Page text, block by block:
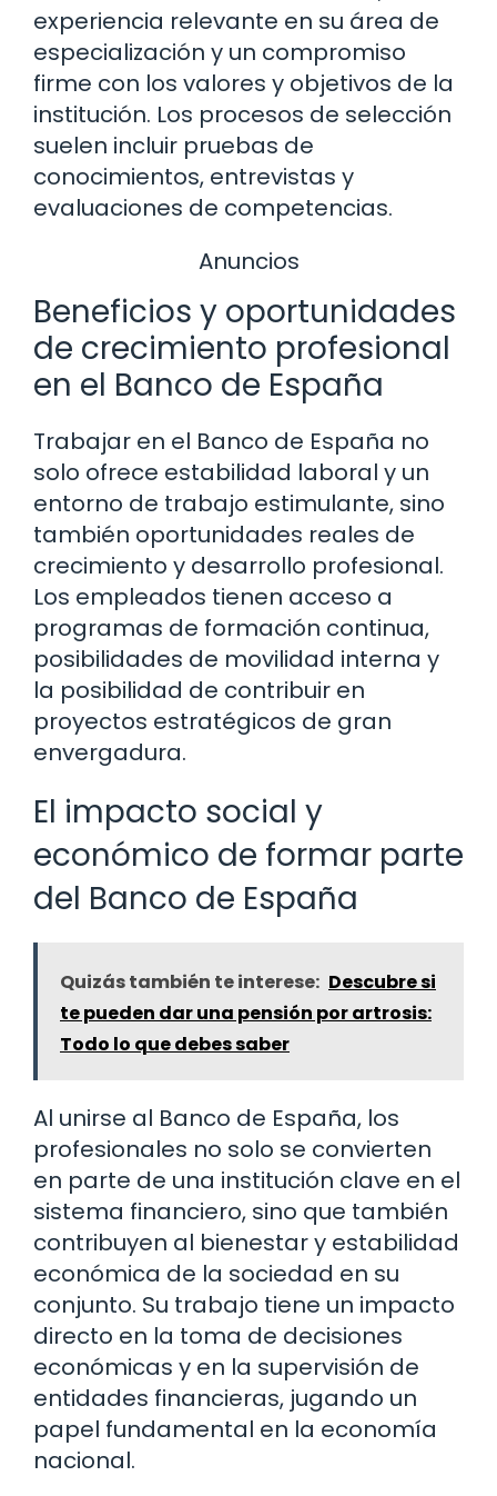
experiencia relevante en su área de
especialización y un compromiso
firme con los valores y objetivos de la
institución. Los procesos de selección
suelen incluir pruebas de
conocimientos, entrevistas y
evaluaciones de competencias.
Anuncios
Beneficios y oportunidades
de crecimiento profesional
en el Banco de España
Trabajar en el Banco de España no
solo ofrece estabilidad laboral y un
entorno de trabajo estimulante, sino
también oportunidades reales de
crecimiento y desarrollo profesional.
Los empleados tienen acceso a
programas de formación continua,
posibilidades de movilidad interna y
la posibilidad de contribuir en
proyectos estratégicos de gran
envergadura.
El impacto social y
económico de formar parte
del Banco de España
Quizás también te interese: Descubre si
te pueden dar una pensión por artrosis:
Todo lo que debes saber
Al unirse al Banco de España, los
profesionales no solo se convierten
en parte de una institución clave en el
sistema financiero, sino que también
contribuyen al bienestar y estabilidad
económica de la sociedad en su
conjunto. Su trabajo tiene un impacto
directo en la toma de decisiones
económicas y en la supervisión de
entidades financieras, jugando un
papel fundamental en la economía
nacional.